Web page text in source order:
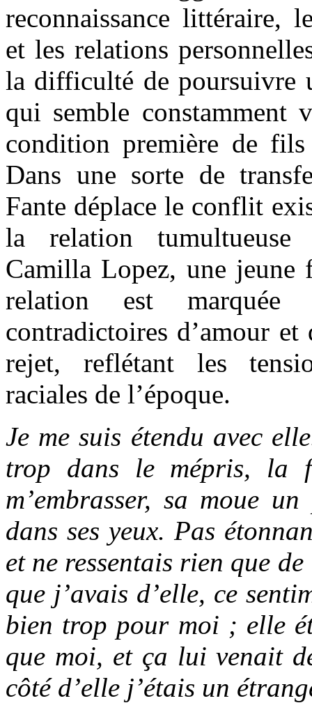
reconnaissance littéraire,
et les relations
la difficulté de poursuivre
qui semble constamment
condition première de fils
Dans une sorte de
Fante déplace le conflit
la relation tumultueuse
Camilla Lopez, une jeune
relation est marquée
contradictoires d’amour
rejet, reflétant les
raciales de l’époque.
Je me suis étendu avec
trop dans le mépris, la
m’embrasser, sa moue
dans ses yeux. Pas
et ne ressentais rien que
que j’avais d’elle, ce
bien trop pour moi ; elle
que moi, et ça lui venait
côté d’elle j’étais un